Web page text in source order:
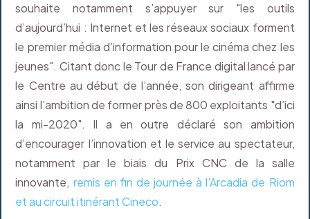
souhaite notamment s’appuyer sur "les outils
d’aujourd’hui : Internet et les réseaux sociaux forment
le premier média d’information pour le cinéma chez les
jeunes". Citant donc le Tour de France digital lancé par
le Centre au début de l’année, son dirigeant affirme
ainsi l’ambition de former près de 800 exploitants "d’ici
la mi-2020". Il a en outre déclaré son ambition
d’encourager l’innovation et le service au spectateur,
notamment par le biais du Prix CNC de la salle
innovante, remis en fin de journée à l'Arcadia de Riom
et au circuit itinérant Cineco.